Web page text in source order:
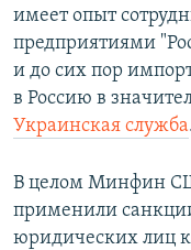
имеет опыт
предприятиями
и до сих пор
в Россию в
Украинская служба
В целом Минфин
применили
юридических лиц